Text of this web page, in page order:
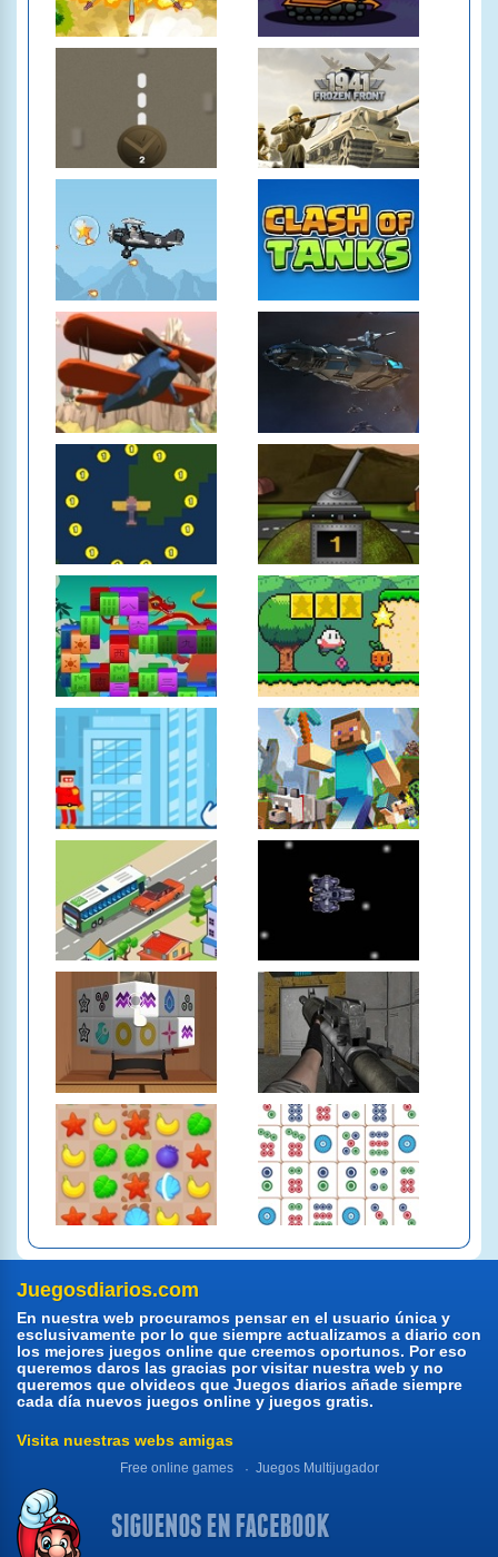
Juegosdiarios.com
En nuestra web procuramos pensar en el usuario única y
esclusivamente por lo que siempre actualizamos a diario con
los mejores juegos online que creemos oportunos. Por eso
queremos daros las gracias por visitar nuestra web y no
queremos que olvideos que Juegos diarios añade siempre
cada día nuevos juegos online y juegos gratis.
Visita nuestras webs amigas
Free online games Juegos Multijugador